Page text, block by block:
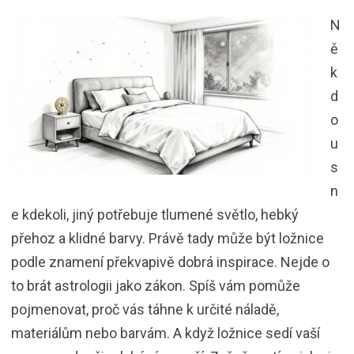
N
ě
k
d
o
u
s
n
e kdekoli, jiný potřebuje tlumené světlo, hebký
přehoz a klidné barvy. Právě tady může být ložnice
podle znamení překvapivě dobrá inspirace. Nejde o
to brát astrologii jako zákon. Spíš vám pomůže
pojmenovat, proč vás táhne k určité náladě,
materiálům nebo barvám. A když ložnice sedí vaší